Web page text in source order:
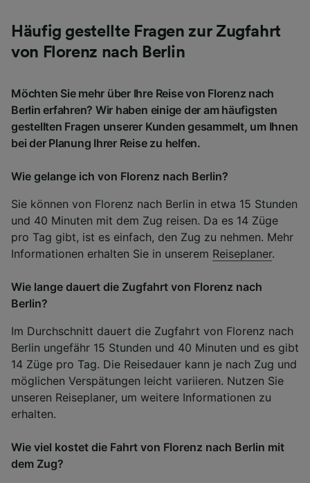
Häufig gestellte Fragen zur Zugfahrt
von Florenz nach Berlin
Möchten Sie mehr über Ihre Reise von Florenz nach
Berlin erfahren? Wir haben einige der am häufigsten
gestellten Fragen unserer Kunden gesammelt, um Ihnen
bei der Planung Ihrer Reise zu helfen.
Wie gelange ich von Florenz nach Berlin?
Sie können von Florenz nach Berlin in etwa 15 Stunden
und 40 Minuten mit dem Zug reisen. Da es 14 Züge
pro Tag gibt, ist es einfach, den Zug zu nehmen. Mehr
Informationen erhalten Sie in unserem Reiseplaner.
Wie lange dauert die Zugfahrt von Florenz nach
Berlin?
Im Durchschnitt dauert die Zugfahrt von Florenz nach
Berlin ungefähr 15 Stunden und 40 Minuten und es gibt
14 Züge pro Tag. Die Reisedauer kann je nach Zug und
möglichen Verspätungen leicht variieren. Nutzen Sie
unseren Reiseplaner, um weitere Informationen zu
erhalten.
Wie viel kostet die Fahrt von Florenz nach Berlin mit
dem Zug?